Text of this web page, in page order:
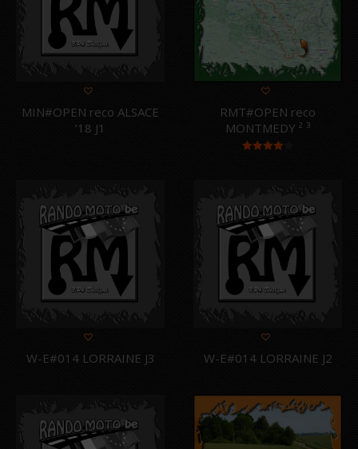
MIN#OPEN reco ALSACE
’18 J1
RMT#OPEN reco
MONTMEDY ² ³
W-E#014 LORRAINE J3 W-E#014 LORRAINE J2